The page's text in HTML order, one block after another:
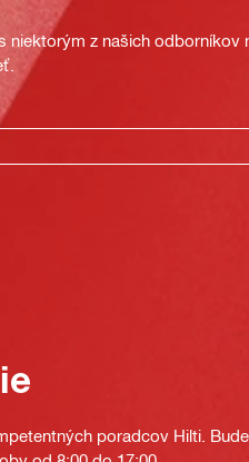
niektorým z našich odborníkov
poradcov Hilti.